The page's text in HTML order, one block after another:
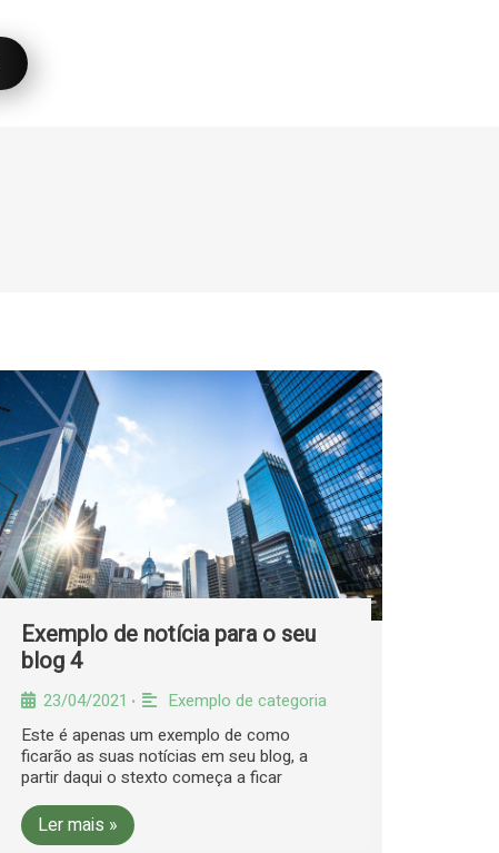
Exemplo de notícia para o seu
blog 4
23/04/2021 •
Exemplo de categoria
Este é apenas um exemplo de como
ficarão as suas notícias em seu blog, a
partir daqui o stexto começa a ficar
Ler mais »